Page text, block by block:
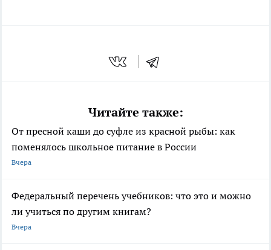
Читайте также:
От пресной каши до суфле из красной рыбы: как
поменялось школьное питание в России
Вчера
Федеральный перечень учебников: что это и можно
ли учиться по другим книгам?
Вчера